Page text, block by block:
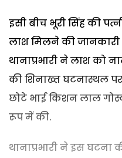
इसी बीच भूरी सिंह की
लाश मिलने की जानकारी
थानाप्रभारी ने लाश को
की शिनाख्त घटनास्थल
छोटे भाई किशन लाल
रूप में की.
थानाप्रभारी ने इस घटना